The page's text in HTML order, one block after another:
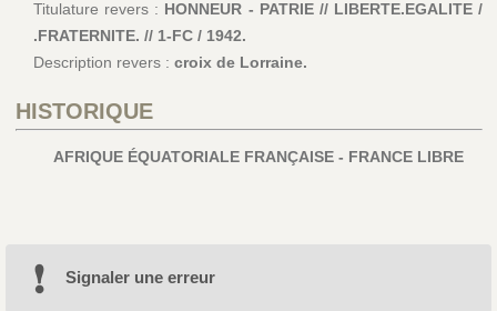
Titulature revers : HONNEUR - PATRIE // LIBERTE.EGALITE /
.FRATERNITE. // 1-FC / 1942.
Description revers : croix de Lorraine.
HISTORIQUE
AFRIQUE ÉQUATORIALE FRANÇAISE - FRANCE LIBRE
Signaler une erreur